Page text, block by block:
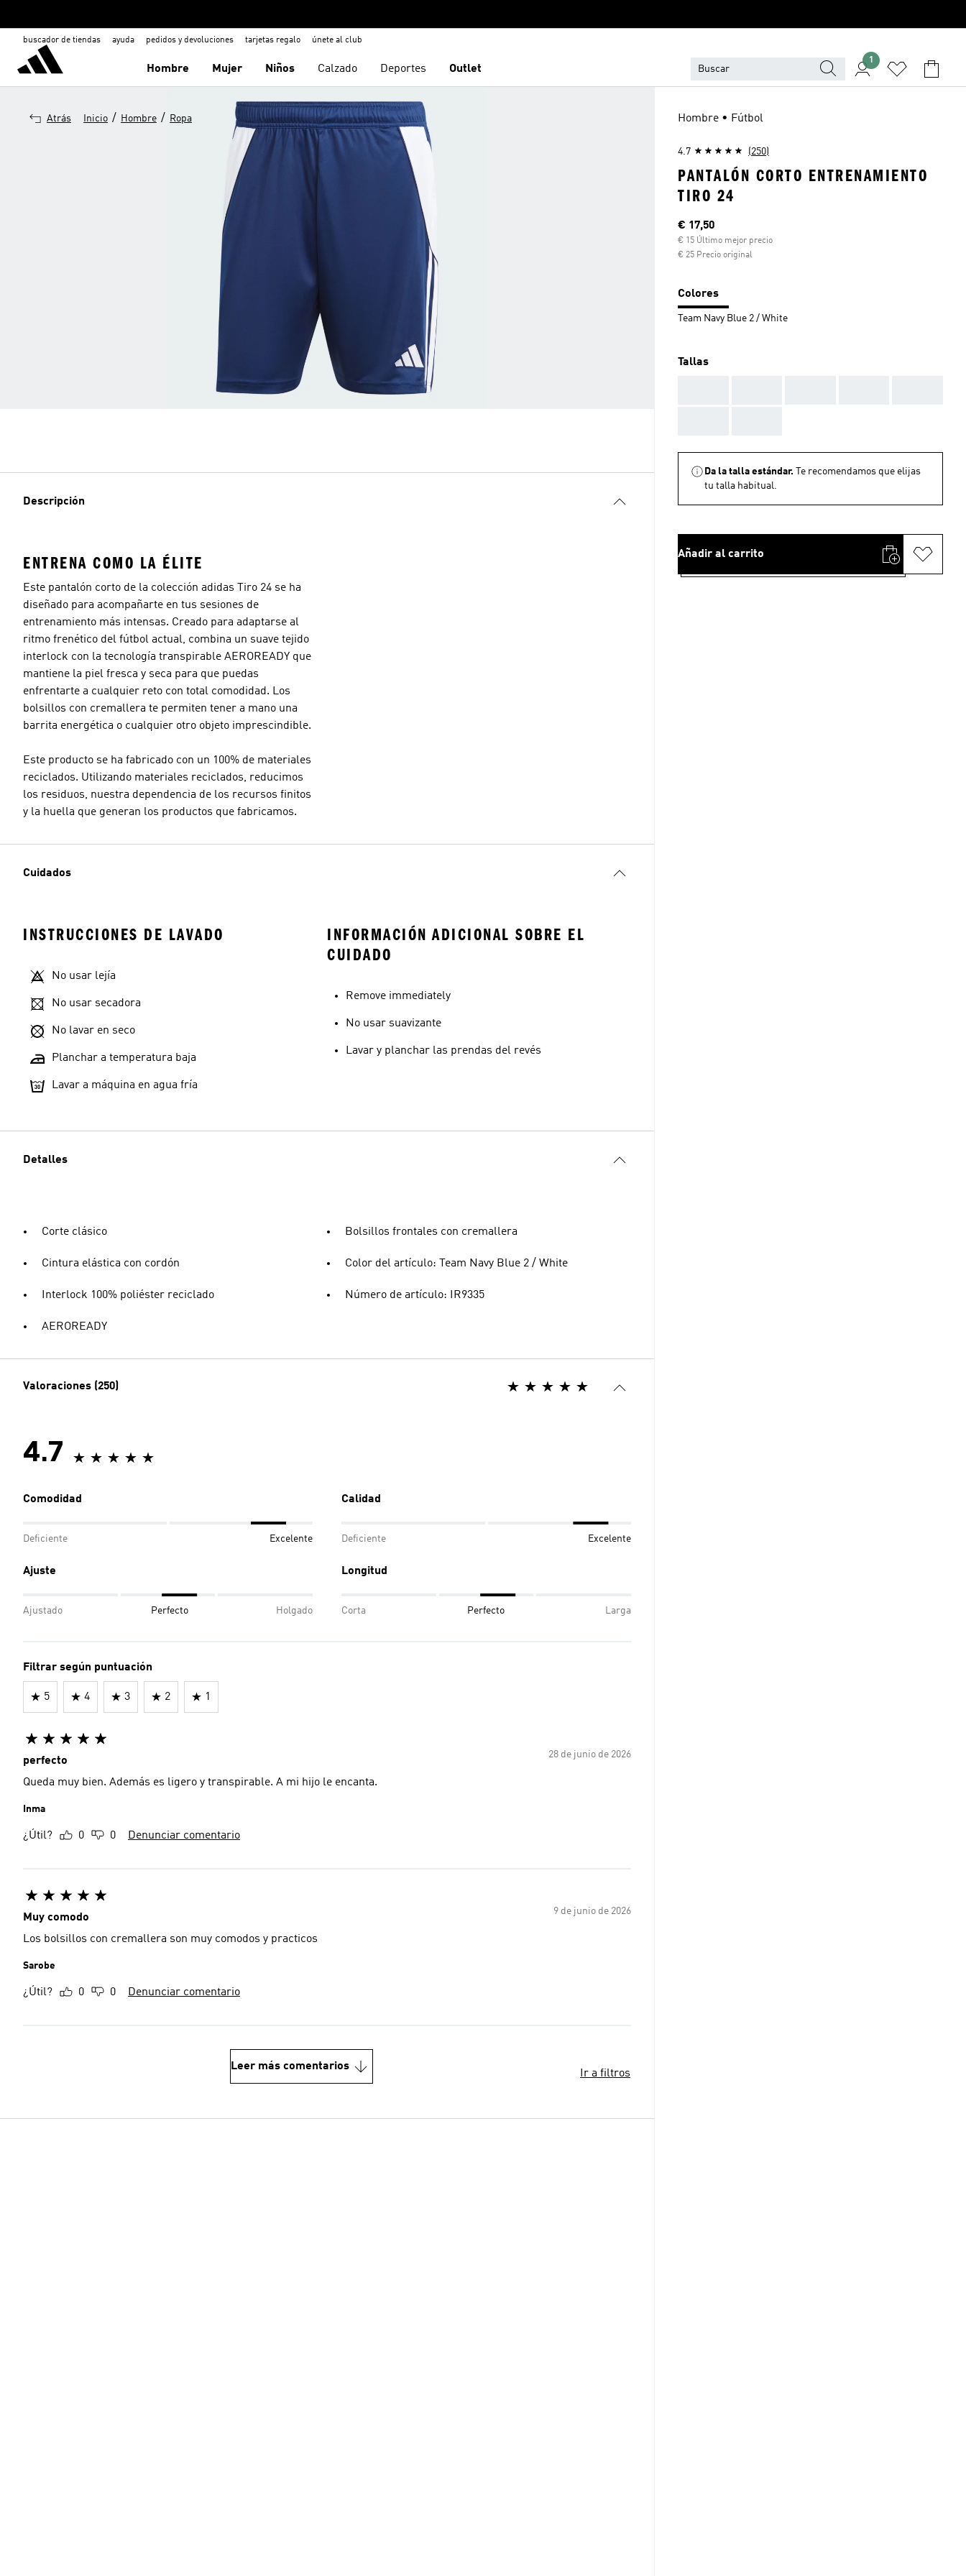
buscador de tiendas ayuda pedidos y devoluciones tarjetas regalo únete al club
Hombre Mujer Niños Calzado Deportes Outlet
1
Atrás Inicio / Hombre / Ropa
Descripción
ENTRENA COMO LA ÉLITE
Este pantalón corto de la colección adidas Tiro 24 se ha
diseñado para acompañarte en tus sesiones de
entrenamiento más intensas. Creado para adaptarse al
ritmo frenético del fútbol actual, combina un suave tejido
interlock con la tecnología transpirable AEROREADY que
mantiene la piel fresca y seca para que puedas
enfrentarte a cualquier reto con total comodidad. Los
bolsillos con cremallera te permiten tener a mano una
barrita energética o cualquier otro objeto imprescindible.
Este producto se ha fabricado con un 100% de materiales
reciclados. Utilizando materiales reciclados, reducimos
los residuos, nuestra dependencia de los recursos finitos
y la huella que generan los productos que fabricamos.
Cuidados
INSTRUCCIONES DE LAVADO
No usar lejía
No usar secadora
No lavar en seco
Planchar a temperatura baja
Lavar a máquina en agua fría
INFORMACIÓN ADICIONAL SOBRE EL
CUIDADO
Remove immediately
No usar suavizante
Lavar y planchar las prendas del revés
Detalles
Corte clásico
Cintura elástica con cordón
Interlock 100% poliéster reciclado
AEROREADY
Bolsillos frontales con cremallera
Color del artículo: Team Navy Blue 2 / White
Número de artículo: IR9335
Valoraciones (250)
4.7
Comodidad
Deficiente Excelente
Calidad
Deficiente Excelente
Ajuste
Ajustado Perfecto Holgado
Longitud
Corta Perfecto Larga
Filtrar según puntuación
5 4 3 2 1
28 de junio de 2026
perfecto
Queda muy bien. Además es ligero y transpirable. A mi hijo le encanta.
Inma
¿Útil? 0 0 Denunciar comentario
9 de junio de 2026
Muy comodo
Los bolsillos con cremallera son muy comodos y practicos
Sarobe
¿Útil? 0 0 Denunciar comentario
Leer más comentarios
Ir a filtros
Hombre • Fútbol
4.7 (250)
PANTALÓN CORTO ENTRENAMIENTO
TIRO 24
Precio actual
€ 17,50
€ 15 Último mejor precio
€ 25 Precio original
Colores
Team Navy Blue 2 / White
Tallas
Da la talla estándar.
Te recomendamos que elijas
tu talla habitual.
Añadir al carrito